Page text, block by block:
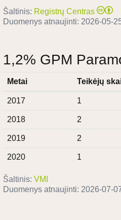
Šaltinis: Registrų Centras
Duomenys atnaujinti: 2026-05-
1,2% GPM
Metai Teikėjų
2017 1
2018 2
2019 2
2020 1
Šaltinis: VMI
Duomenys atnaujinti: 2026-07-